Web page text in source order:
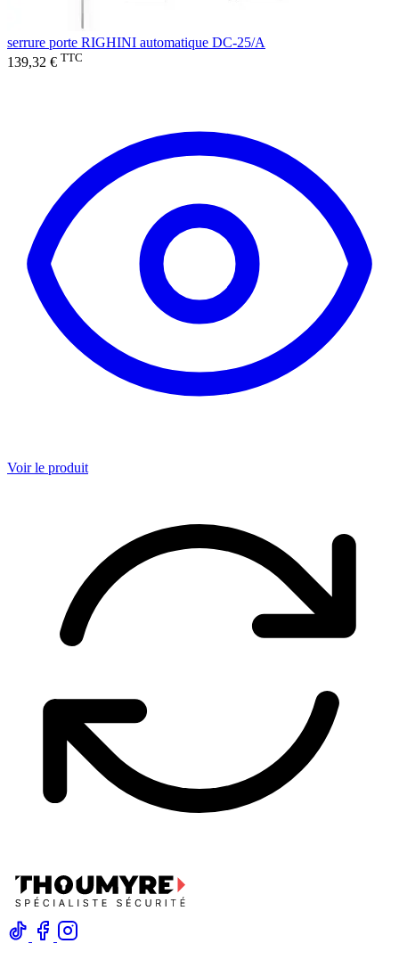
serrure porte RIGHINI automatique DC-25/A
139,32 € TTC
Voir le produit